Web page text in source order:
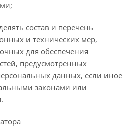
состав и перечень
и технических мер,
для обеспечения
предусмотренных
данных, если иное
законами или